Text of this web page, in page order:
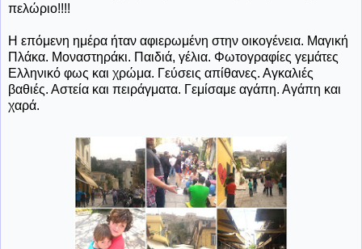
πελώριο!!!!
Η επόμενη ημέρα ήταν αφιερωμένη στην οικογένεια. Μαγική
Πλάκα. Μοναστηράκι. Παιδιά, γέλια. Φωτογραφίες γεμάτες
Ελληνικό φως και χρώμα. Γεύσεις απίθανες. Αγκαλιές
βαθιές. Αστεία και πειράγματα. Γεμίσαμε αγάπη. Αγάπη και
χαρά.